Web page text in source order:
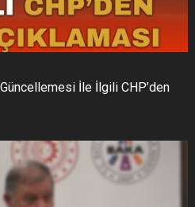
İle İlgili CHP’den